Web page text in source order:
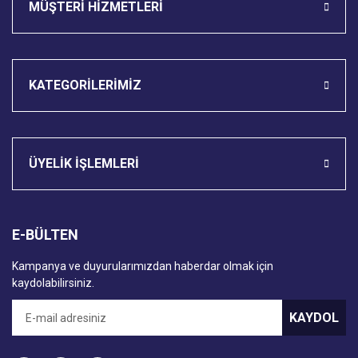
MÜŞTERİ HİZMETLERİ
KATEGORİLERİMİZ
ÜYELİK İŞLEMLERİ
E-BÜLTEN
Kampanya ve duyurularımızdan haberdar olmak için
kaydolabilirsiniz.
KAYDOL